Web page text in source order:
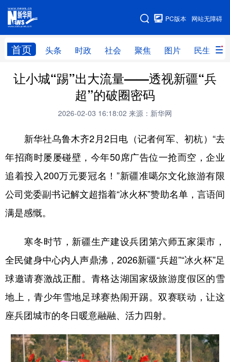
网站无障碍
PC版本
首页 头条 时政 社会 聚焦 图片 民生
网站地图
头条 时政 社会 聚焦
民生 访谈
服务
云游新疆 云端悦读 云看书画 光影新疆
人事频道 融媒体联播 廉政频道 新华视角看新疆
地方频道
辽宁 吉林 上海 江苏
山东 河南 湖南
广东 广西 海南
四川 贵州 云南 西藏
陕西 甘肃 青海 宁夏
让小城“踢”出大流量——透视新疆“兵
超”的破圈密码
2026-02-03 16:18:02 来源：新华网
新华社乌鲁木齐2月2日电（记者何军、初杭）“去
年招商时屡屡碰壁，今年50席广告位一抢而空，企业
追着投入200万元要冠名！”新疆准噶尔文化旅游有限
公司党委副书记解文超指着“冰火杯”赞助名单，言语间
满是感慨。
寒冬时节，新疆生产建设兵团第六师五家渠市，
全民健身中心内人声鼎沸，2026新疆“兵超”“冰火杯”足
球邀请赛激战正酣。青格达湖国家级旅游度假区的雪
地上，青少年雪地足球赛热闹开踢。双赛联动，让这
座兵团城市的冬日暖意融融、活力四射。